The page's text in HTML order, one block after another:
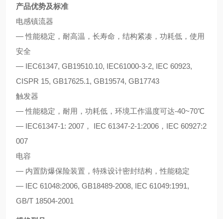
产品优势及标准
电感镇流器
— 性能稳定，耐高温，长寿命，结构紧凑，功耗低，使用
安全
— IEC61347, GB19510.10, IEC61000-3-2, IEC 60923,
CISPR 15, GB17625.1, GB19574, GB17743
触发器
— 性能稳定，耐用，功耗低，环境工作温度可达-40~70℃
— IEC61347-1: 2007， IEC 61347-2-1:2006，IEC 60927:2
007
电容
— 内置防爆保险装置，特殊设计密封结构，性能稳定
— IEC 61048:2006, GB18489-2008, IEC 61049:1991,
GB/T 18504-2001